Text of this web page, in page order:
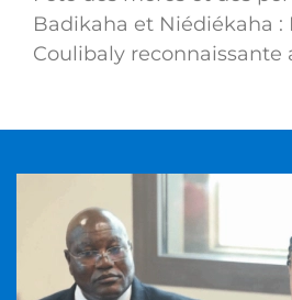
Badikaha et Niédiékaha :
Coulibaly reconnaissante